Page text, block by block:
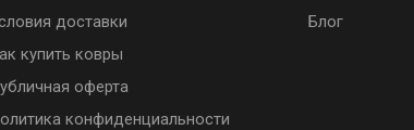
доставки
купить ковры
оферта
конфиденциальности
Блог